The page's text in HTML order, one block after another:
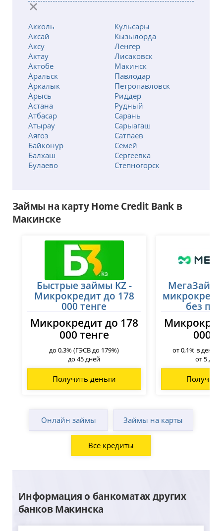
Акколь
Аксай
Аксу
Актау
Актобе
Аральск
Аркалык
Арысь
Астана
Атбасар
Атырау
Аягоз
Байконур
Балхаш
Булаево
Жанатас
Жаркент
Жезказган
Житикара
Зыряновск
Казалинск
Кандыагаш
Караганда
Каратау
Костанай
Кульсары
Кызылорда
Ленгер
Лисаковск
Макинск
Павлодар
Петропавловск
Риддер
Рудный
Сарань
Сарыагаш
Сатпаев
Семей
Сергеевка
Степногорск
Туркестан
Уштобе
Шардара
Шахтинск
Шымкент
Займы на карту Home Credit Bank в
Макинске
Быстрые займы KZ -
Микрокредит до 178
000 тенге
Микрокредит до 178
000 тенге
до 0,3% (ГЭСВ до 179%)
до 45 дней
Получить деньги
МегаЗайм
без
000
от 0,1% в день
от 5 до
Онлайн займы Займы на карты
Все кредиты
Информация о банкоматах других
банков Макинска